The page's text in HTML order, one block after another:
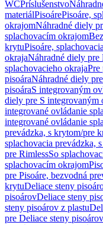
WCPríslušenstvo
materiálPisoárePisoáre,
okrajomNáhradné diely
splachovacím okrajom
krytuPisoáre,
okrajaNáhradné diely pre
splachovacieho okrajaPre
pisoáraNáhradné diely
pisoáraS integrovaným
diely pre S integrovaným
integrované ovládanie
integrované ovládanie
prevádzka, s krytom/pre
splachovacia prevádzka,
pre RimlessSo
splachovacím okrajom
pre Pisoáre, bezvodná
krytuDeliace steny
pisoárovDeliace steny
steny pisoárov z plastu
pre Deliace steny